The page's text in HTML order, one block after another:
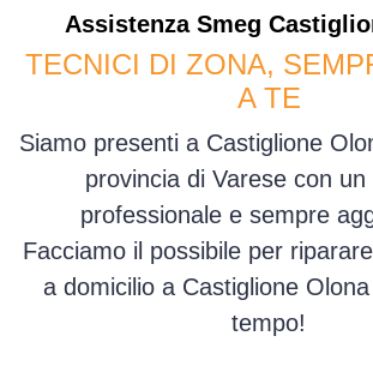
Assistenza Smeg
TECNICI DI ZONA,
A TE
Siamo presenti a Castiglione
provincia di Varese con un
professionale e sempre
Facciamo il possibile per
a domicilio a Castiglione
tempo!